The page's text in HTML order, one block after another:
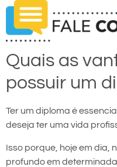
Quais as
possuir um
Ter um diploma é
deseja ter uma vida
Isso porque, hoje em dia,
profundo em